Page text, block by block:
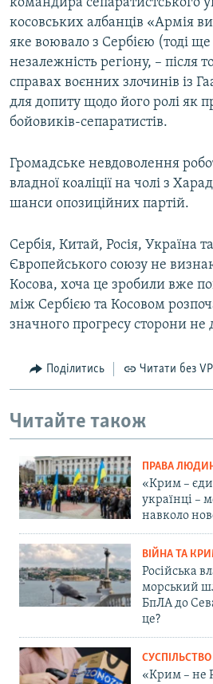
командира сепаратистського
косовських албанців «Армія
яке воювало з Сербією (тоді
незалежність регіону, – після
справах воєнних злочинів із
для допиту щодо його ролі як
бойовиків-сепаратистів.
Громадське невдоволення
владної коаліції на чолі з
шанси опозиційних партій.
Сербія, Китай, Росія, Україна
Європейського союзу не
Косова, хоча це зробили вже
між Сербією та Косовом
значного прогресу сторони не
Поділитись Читати без
Читайте також
ПРАВА
«Крим –
українці –
навколо
ВІЙНА ТА
Російська
морський
БпЛА до
це?
СУСПІЛЬСТВО
«Крим – не